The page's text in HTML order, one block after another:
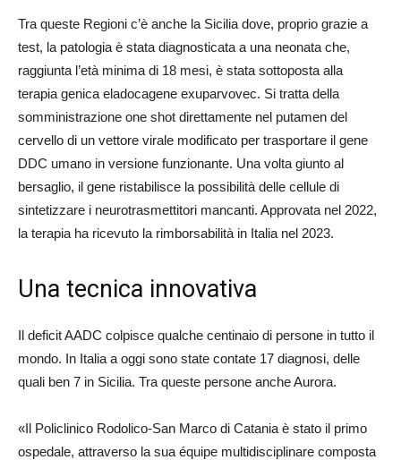
Tra queste Regioni c’è anche la Sicilia dove, proprio grazie a
test, la patologia è stata diagnosticata a una neonata che,
raggiunta l’età minima di 18 mesi, è stata sottoposta alla
terapia genica eladocagene exuparvovec. Si tratta della
somministrazione one shot direttamente nel putamen del
cervello di un vettore virale modificato per trasportare il gene
DDC umano in versione funzionante. Una volta giunto al
bersaglio, il gene ristabilisce la possibilità delle cellule di
sintetizzare i neurotrasmettitori mancanti. Approvata nel 2022,
la terapia ha ricevuto la rimborsabilità in Italia nel 2023.
Una tecnica innovativa
Il deficit AADC colpisce qualche centinaio di persone in tutto il
mondo. In Italia a oggi sono state contate 17 diagnosi, delle
quali ben 7 in Sicilia. Tra queste persone anche Aurora.
«Il Policlinico Rodolico-San Marco di Catania è stato il primo
ospedale, attraverso la sua équipe multidisciplinare composta